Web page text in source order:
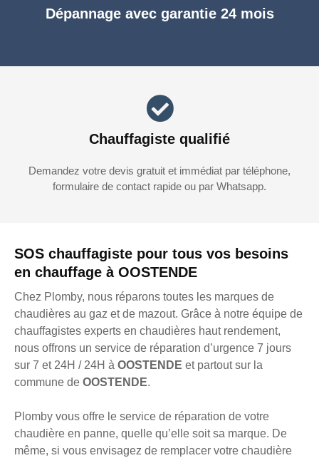
SOS chauffagiste pour tous vos besoins
en chauffage à OOSTENDE
Chez Plomby, nous réparons toutes les marques de
chaudières au gaz et de mazout. Grâce à notre équipe de
chauffagistes experts en chaudières haut rendement,
nous offrons un service de réparation d’urgence 7 jours
sur 7 et 24H / 24H à OOSTENDE et partout sur la
commune de OOSTENDE.
Plomby vous offre le service de réparation de votre
chaudière en panne, quelle qu’elle soit sa marque. De
même, si vous envisagez de remplacer votre chaudière
Dépannage avec garantie 24 mois
Chauffagiste qualifié
Demandez votre devis gratuit et immédiat par téléphone,
formulaire de contact rapide ou par Whatsapp.